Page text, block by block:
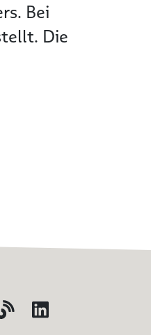
Bei
Die
Blog